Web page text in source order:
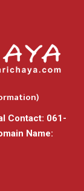
Contact: 061-
Name: